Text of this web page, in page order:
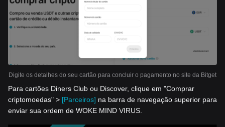
Digite os detalhes do seu cartão para concluir o pagamento no site da Bitget
Para cartões Diners Club ou Discover, clique em "Comprar
criptomoedas" > [Parceiros] na barra de navegação superior para
enviar sua ordem de WOKE MIND VIRUS.